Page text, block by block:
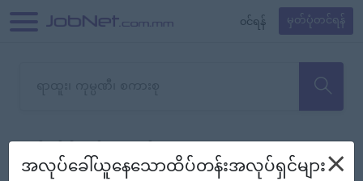
၀င်ရန် မှတ်ပုံတင်ရန်
သော အလုပ်မရှိသေးပါ။
စစ်ရန် စဉ်၍ကြည့်မည်
အလုပ်ခေါ်ယူနေသောထိပ်တန်းအလုပ်ရှင်များ×